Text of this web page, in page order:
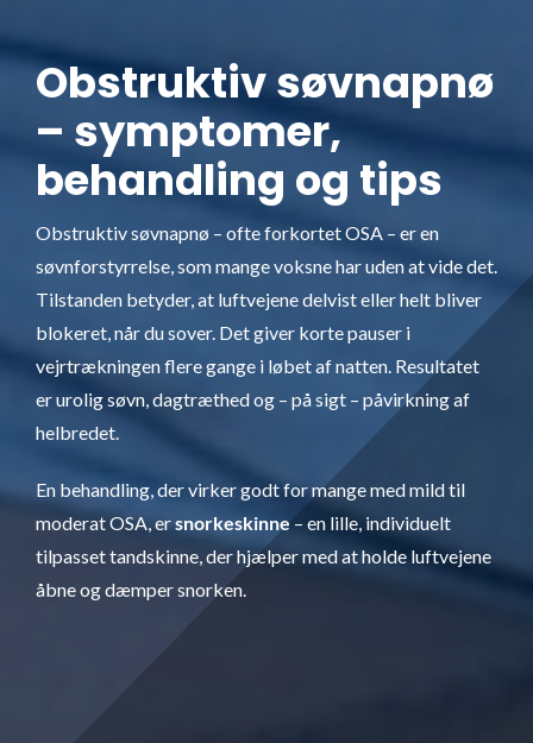
Obstruktiv søvnapnø
– symptomer,
behandling og tips
Obstruktiv søvnapnø – ofte forkortet OSA – er en
søvnforstyrrelse, som mange voksne har uden at vide det.
Tilstanden betyder, at luftvejene delvist eller helt bliver
blokeret, når du sover. Det giver korte pauser i
vejrtrækningen flere gange i løbet af natten. Resultatet
er urolig søvn, dagtræthed og – på sigt – påvirkning af
helbredet.
En behandling, der virker godt for mange med mild til
moderat OSA, ersnorkeskinne – en lille, individuelt
tilpasset tandskinne, der hjælper med at holde luftvejene
åbne og dæmper snorken.